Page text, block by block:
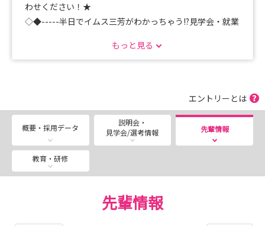
わせください！★
◇◆-----半日でイムス三芳がわかっちゃう!?見学会・就業
【先輩ナースと本音トーク！急性期看護を体験出来る就業
寮の見学ツアー開催中！寮のご案内＋スーパーや飲食店も
ご紹介します♪28卒・29卒の方も大歓迎です！
＜見学会・就業体験 開催日（AM：病院見学会、PM：就
業体験）＞
8月：15日、18日、22日、25日、29日
10月：3日、6日、10日、13日、17日、20日、24日、27
もっと見る
エントリーとは
概要・採用データ
説明会・
見学会/選考情報
先輩情報
教育・研修
先輩情報